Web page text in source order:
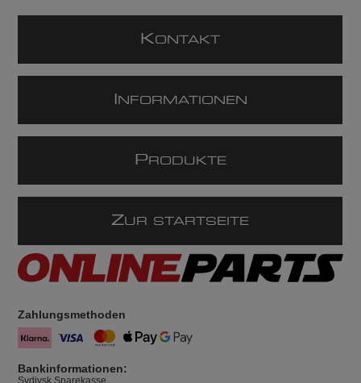
KONTAKT
NFORMATIONEN
P RODUKTE
ZUR STARTSEITE
Zahlungsmethoden
Bankinformationen:
Sydjysk Sparekasse